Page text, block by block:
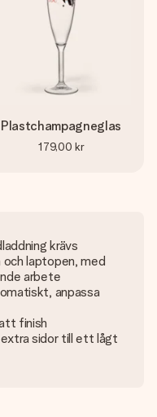
Plastchampagneglas
179,00 kr
krävs
laptopen, med
arbete
anpassa
finish
sidor till ett lågt